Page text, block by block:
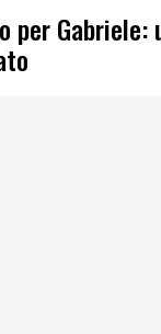
per Gabriele: